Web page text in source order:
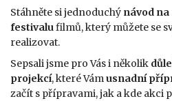
Stáhněte si jednoduchý návod
festivalufilmů, který můžete se
realizovat.
Sepsali jsme pro Vás i několik
projekcí, které Vámusnadní
začít s přípravami, jak a kde akci